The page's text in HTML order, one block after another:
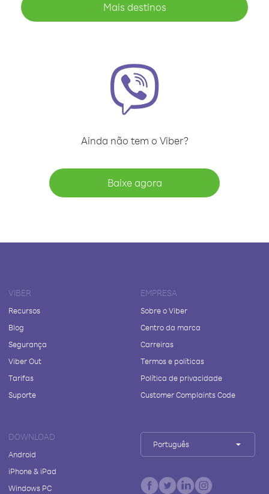
Mais destinos
Ainda não tem o Viber?
Baixe agora
VIBER
Recursos
Blog
Segurança
Viber Out
Tarifas
Suporte
EMPRESA
Sobre o Viber
Centro da marca
Carreiras
Termos e políticas
Política de privacidade
Customer Complaints Code
DOWNLOAD
Android
iPhone & iPad
Windows PC
Português